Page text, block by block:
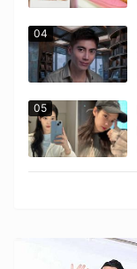
04
05